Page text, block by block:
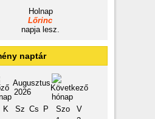
Holnap
Lőrinc
napja lesz.
naptár
Augusztus
2026
K Sz Cs P Szo
V